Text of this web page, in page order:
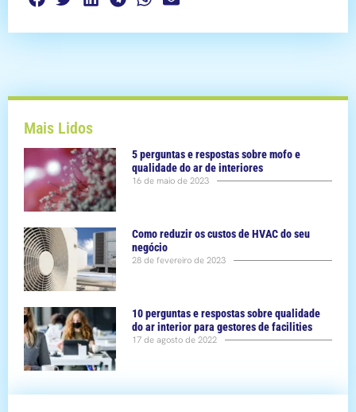
Mais Lidos
5 perguntas e respostas sobre mofo e
qualidade do ar de interiores
16 de maio de 2023
Como reduzir os custos de HVAC do seu
negócio
28 de fevereiro de 2023
10 perguntas e respostas sobre qualidade
do ar interior para gestores de facilities
17 de agosto de 2022